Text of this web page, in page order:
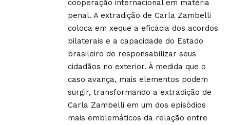
cooperação internacional em matéria
penal. A extradição de Carla Zambelli
coloca em xeque a eficácia dos acordos
bilaterais e a capacidade do Estado
brasileiro de responsabilizar seus
cidadãos no exterior. À medida que o
caso avança, mais elementos podem
surgir, transformando a extradição de
Carla Zambelli em um dos episódios
mais emblemáticos da relação entre